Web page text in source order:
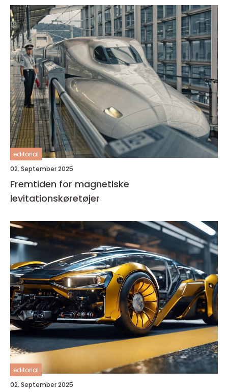
editorial
02. September 2025
Fremtiden for magnetiske
levitationskøretøjer
editorial
02. September 2025